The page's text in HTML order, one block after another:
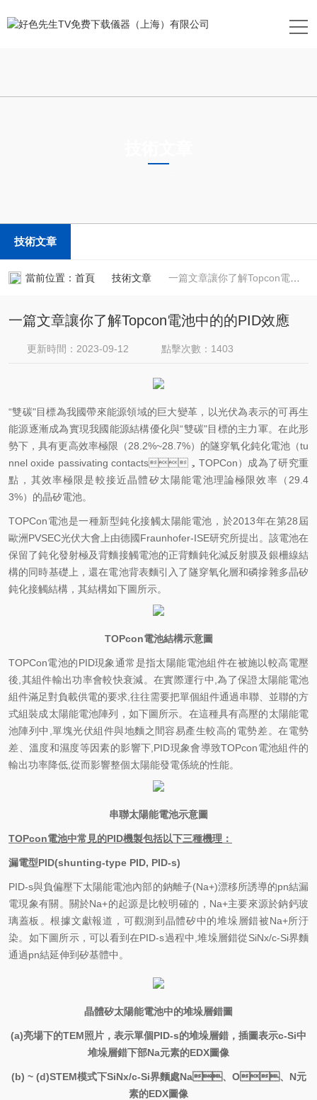
技術文章
當前位置： 首頁 技術文章 一篇文章讓你了解Topcon電池中的的PID效應
一篇文章讓你了解Topcon電池中的的PID效應
更新時間：2023-09-12 點擊次數：1403
“雙碳"目標為我國帶來能源領域的巨大變革，以光伏為表示的可再生
能源逐漸成為實現我國能源結構優化與“雙碳"目標的主力軍。在此形
勢下，具有更高效率極限（28.2%~28.7%）的隧穿氧化鈍化電池（tu
nnel oxide passivating contacts，TOPCon）成為了研究重
點，其效率極限是較接近晶體矽太陽能電池理論極限效率（29.4
3%）的晶矽電池。
TOPCon電池是一種新型鈍化接觸太陽能電池，於2013年在第28屆
歐洲PVSEC光伏大會上由德國Fraunhofer-ISE研究所提出。該電池在
保留了鈍化發射極及背麵接觸電池的正背麵鈍化減反射膜及銀柵線結
構的同時基礎上，還在電池背表麵引入了隧穿氧化層和磷摻雜多晶矽
鈍化接觸結構，其結構如下圖所示。
TOPcon電池結構示意圖
TOPCon電池的PID現象通常是指太陽能電池組件在被施以較高電壓
後,其組件輸出功率會較快衰減。在實際運行中,為了保證太陽能電池
組件滿足對負載供電的要求,往往需要把單個組件通過串聯、並聯的方
式組裝成太陽能電池陣列，如下圖所示。在這種具有高壓的太陽能電
池陣列中,單塊光伏組件與地麵之間容易產生較高的電勢差。在電勢
差、溫度和濕度等因素的影響下,PID現象會導致TOPcon電池組件的
輸出功率降低,從而影響整個太陽能發電係統的性能。
串聯太陽能電池示意圖
TOPcon電池中常見的PID機製包括以下三種機理：
漏電型PID(shunting-type PID, PID-s)
PID-s與負偏壓下太陽能電池內部的鈉離子(Na+)漂移所誘導的pn結漏
電現象有關。關於Na+的起源是比較明確的，Na+主要來源於鈉鈣玻
璃蓋板。根據文獻報道，可觀測到晶體矽中的堆垛層錯被Na+所汙
染。如下圖所示，可以看到在PID-s過程中,堆垛層錯從SiNx/c-Si界麵
通過pn結延伸到矽基體中。
晶體矽太陽能電池中的堆垛層錯圖
(a)亮場下的TEM照片，表示單個PID-s的堆垛層錯，插圖表示c-Si中
堆垛層錯下部Na元素的EDX圖像
(b) ~ (d)STEM模式下SiNx/c-Si界麵處Na、O、N元
素的EDX圖像